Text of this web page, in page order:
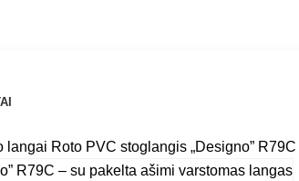
langai Roto PVC stoglangis „Designo”